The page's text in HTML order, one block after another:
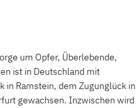
um Opfer, Überlebende,
ist in Deutschland mit
in Ramstein, dem Zugunglück in
gewachsen. Inzwischen wird